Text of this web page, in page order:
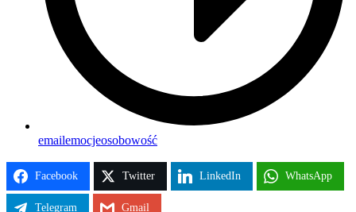
emailemocjeosobowość
Facebook Twitter LinkedIn WhatsApp
Telegram Gmail